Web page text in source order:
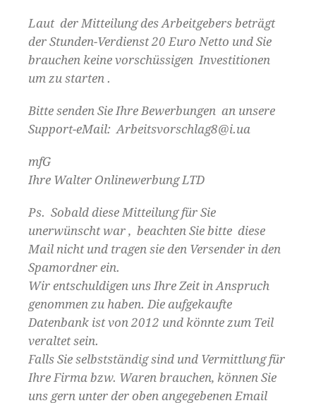
Laut der Mitteilung des Arbeitgebers beträgt
der Stunden-Verdienst 20 Euro Netto und Sie
brauchen keine vorschüssigen Investitionen
um zu starten .
Bitte senden Sie Ihre Bewerbungen an unsere
Support-eMail: Arbeitsvorschlag8@i.ua
mfG
Ihre Walter Onlinewerbung LTD
Ps. Sobald diese Mitteilung für Sie
unerwünscht war , beachten Sie bitte diese
Mail nicht und tragen sie den Versender in den
Spamordner ein.
Wir entschuldigen uns Ihre Zeit in Anspruch
genommen zu haben. Die aufgekaufte
Datenbank ist von 2012 und könnte zum Teil
veraltet sein.
Falls Sie selbstständig sind und Vermittlung für
Ihre Firma bzw. Waren brauchen, können Sie
uns gern unter der oben angegebenen Email